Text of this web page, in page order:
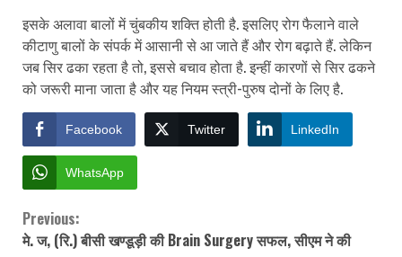
इसके अलावा बालों में चुंबकीय शक्ति होती है. इसलिए रोग फैलाने वाले
कीटाणु बालों के संपर्क में आसानी से आ जाते हैं और रोग बढ़ाते हैं. लेकिन
जब सिर ढका रहता है तो, इससे बचाव होता है. इन्हीं कारणों से सिर ढकने
को जरूरी माना जाता है और यह नियम स्त्री-पुरुष दोनों के लिए है.
Facebook Twitter LinkedIn
WhatsApp
Continue
Previous:
मे. ज, (रि.) बीसी खण्डूड़ी की Brain Surgery सफल, सीएम ने की